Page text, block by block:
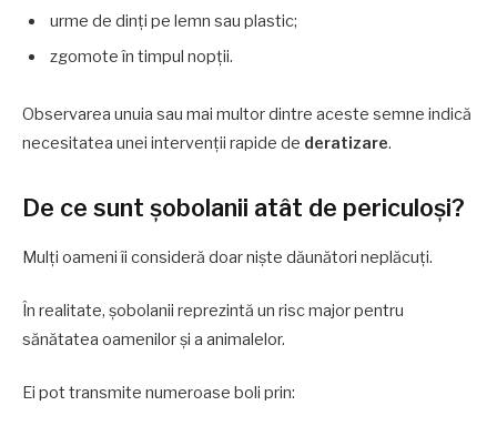
urme de dinți pe lemn sau plastic;
zgomote în timpul nopții.
Observarea unuia sau mai multor dintre aceste semne indică
necesitatea unei intervenții rapide de deratizare.
De ce sunt șobolanii atât de periculoși?
Mulți oameni îi consideră doar niște dăunători neplăcuți.
În realitate, șobolanii reprezintă un risc major pentru
sănătatea oamenilor și a animalelor.
Ei pot transmite numeroase boli prin: